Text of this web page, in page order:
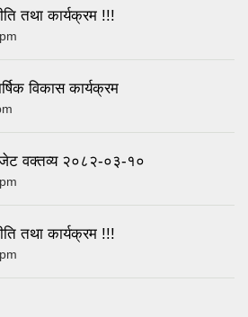
तथा कार्यक्रम !!!
विकास कार्यक्रम
वक्तव्य २०८२-०३-१०
तथा कार्यक्रम !!!